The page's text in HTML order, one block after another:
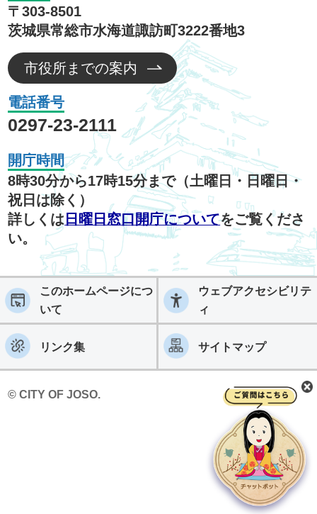
〒303-8501
茨城県常総市水海道諏訪町3222番地3
市役所までの案内
電話番号
0297-23-2111
開庁時間
8時30分から17時15分まで（土曜日・日曜日・
祝日は除く）
詳しくは 日曜日窓口開庁についてをご覧くださ
い。
このホームページにつ
いて
ウェブアクセシビリテ
ィ
リンク集 サイトマップ
© CITY OF JOSO.